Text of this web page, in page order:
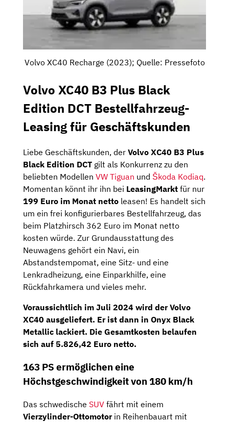
Volvo XC40 Recharge (2023); Quelle: Pressefoto
Volvo XC40 B3 Plus Black
Edition DCT Bestellfahrzeug-
Leasing für Geschäftskunden
Liebe Geschäftskunden, der Volvo XC40 B3 Plus
Black Edition DCT gilt als Konkurrenz zu den
beliebten Modellen VW Tiguan und Škoda Kodiaq.
Momentan könnt ihr ihn bei LeasingMarkt für nur
199 Euro im Monat netto leasen! Es handelt sich
um ein frei konfigurierbares Bestellfahrzeug, das
beim Platzhirsch 362 Euro im Monat netto
kosten würde. Zur Grundausstattung des
Neuwagens gehört ein Navi, ein
Abstandstempomat, eine Sitz- und eine
Lenkradheizung, eine Einparkhilfe, eine
Rückfahrkamera und vieles mehr.
Voraussichtlich im Juli 2024 wird der Volvo
XC40 ausgeliefert. Er ist dann in Onyx Black
Metallic lackiert. Die Gesamtkosten belaufen
sich auf 5.826,42 Euro netto.
163 PS ermöglichen eine
Höchstgeschwindigkeit von 180 km/h
Das schwedische SUV fährt mit einem
Vierzylinder-Ottomotorin Reihenbauart mit